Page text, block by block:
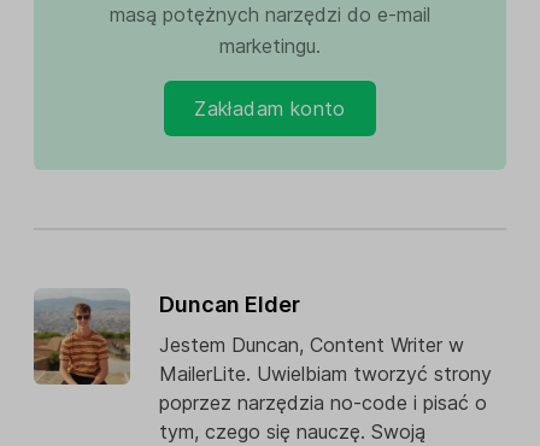
masą potężnych narzędzi do e-mail
marketingu.
Zakładam konto
Duncan Elder
Jestem Duncan, Content Writer w
MailerLite. Uwielbiam tworzyć strony
poprzez narzędzia no-code i pisać o
tym, czego się nauczę. Swoją